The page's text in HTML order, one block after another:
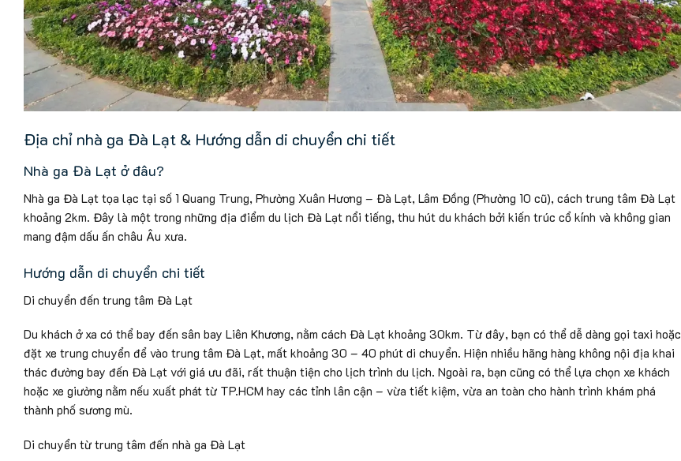
Địa chỉ nhà ga Đà Lạt & Hướng dẫn di chuyển chi tiết
Nhà ga Đà Lạt ở đâu?
Nhà ga Đà Lạt tọa lạc tại số 1 Quang Trung, Phường Xuân Hương – Đà Lạt, Lâm Đồng (Phường 10 cũ), cách trung tâm Đà Lạt
khoảng 2km. Đây là một trong những địa điểm du lịch Đà Lạt nổi tiếng, thu hút du khách bởi kiến trúc cổ kính và không gian
mang đậm dấu ấn châu Âu xưa.
Hướng dẫn di chuyển chi tiết
Di chuyển đến trung tâm Đà Lạt
Du khách ở xa có thể bay đến sân bay Liên Khương, nằm cách Đà Lạt khoảng 30km. Từ đây, bạn có thể dễ dàng gọi taxi hoặc
đặt xe trung chuyển để vào trung tâm Đà Lạt, mất khoảng 30 – 40 phút di chuyển. Hiện nhiều hãng hàng không nội địa khai
thác đường bay đến Đà Lạt với giá ưu đãi, rất thuận tiện cho lịch trình du lịch. Ngoài ra, bạn cũng có thể lựa chọn xe khách
hoặc xe giường nằm nếu xuất phát từ TP.HCM hay các tỉnh lân cận – vừa tiết kiệm, vừa an toàn cho hành trình khám phá
thành phố sương mù.
Di chuyển từ trung tâm đến nhà ga Đà Lạt